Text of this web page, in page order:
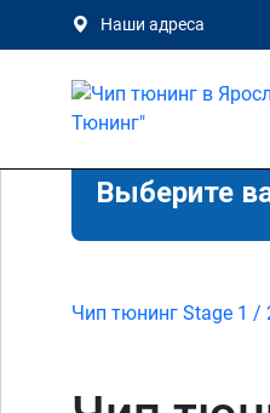
Наши адреса
Выберите
Чип тюнинг Stage 1 /